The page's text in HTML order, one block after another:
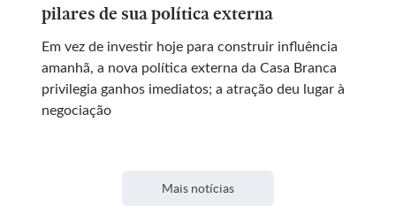
pilares de sua política externa
Em vez de investir hoje para construir influência
amanhã, a nova política externa da Casa Branca
privilegia ganhos imediatos; a atração deu lugar à
negociação
Mais notícias